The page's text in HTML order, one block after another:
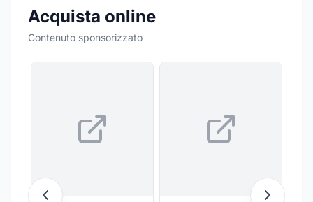
Acquista online
Contenuto sponsorizzato